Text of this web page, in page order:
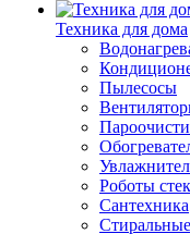
Техника для дома
Пылесосы
Роботы
Сантехника